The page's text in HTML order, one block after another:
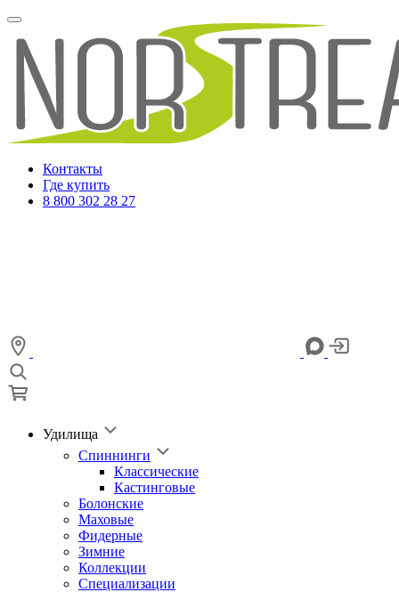
Контакты
Где купить
8 800 302 28 27
Удилища
Спиннинги
Классические
Кастинговые
Болонские
Маховые
Фидерные
Зимние
Коллекции
Специализации